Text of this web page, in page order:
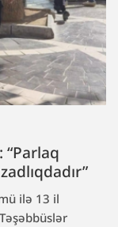
ilə 13 il